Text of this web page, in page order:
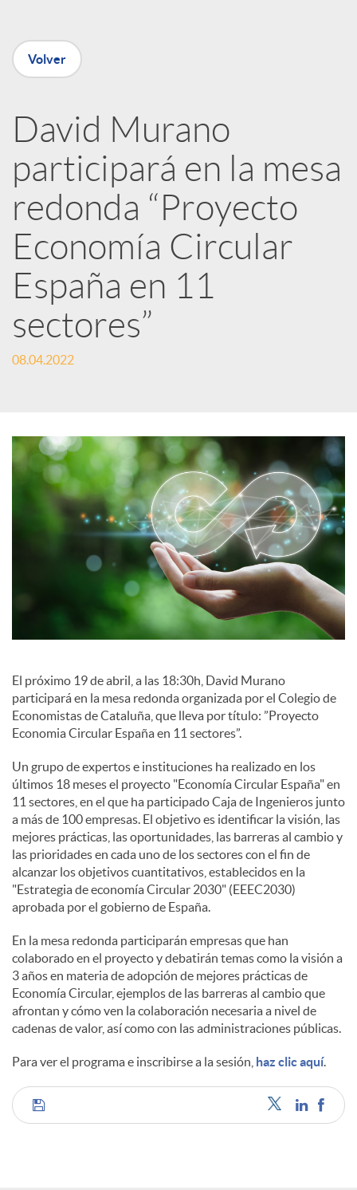
e
R
e
d
e
s
o
c
a
e
s
Volver
David Murano
participará en la mesa
redonda “Proyecto
Economía Circular
España en 11
sectores”
08.04.2022
El próximo 19 de abril, a las 18:30h, David Murano
participará en la mesa redonda organizada por el Colegio de
Economistas de Cataluña, que lleva por título: ”Proyecto
Economia Circular España en 11 sectores”.
Un grupo de expertos e instituciones ha realizado en los
últimos 18 meses el proyecto "Economía Circular España" en
11 sectores, en el que ha participado Caja de Ingenieros junto
a más de 100 empresas. El objetivo es identificar la visión, las
mejores prácticas, las oportunidades, las barreras al cambio y
las prioridades en cada uno de los sectores con el fin de
alcanzar los objetivos cuantitativos, establecidos en la
"Estrategia de economía Circular 2030" (EEEC2030)
aprobada por el gobierno de España.
En la mesa redonda participarán empresas que han
colaborado en el proyecto y debatirán temas como la visión a
3 años en materia de adopción de mejores prácticas de
Economía Circular, ejemplos de las barreras al cambio que
afrontan y cómo ven la colaboración necesaria a nivel de
cadenas de valor, así como con las administraciones públicas.
Para ver el programa e inscribirse a la sesión, haz clic aquí.
C